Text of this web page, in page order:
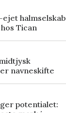
ejet halmselskab
Tican
navneskifte
potentialet: